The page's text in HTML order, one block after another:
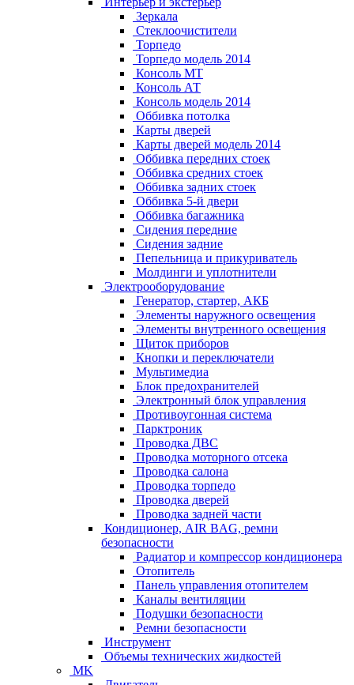
Зеркала
Стеклоочистители
Торпедо
Торпедо модель 2014
Консоль МТ
Консоль АТ
Консоль модель 2014
Оббивка потолка
Карты дверей
Карты дверей модель 2014
Оббивка передних стоек
Оббивка средних стоек
Оббивка задних стоек
Оббивка 5-й двери
Оббивка багажника
Сидения передние
Сидения задние
Пепельница и прикуриватель
Молдинги и уплотнители
Электрооборудование
Генератор, стартер, АКБ
Элементы наружного освещения
Элементы внутренного освещения
Щиток приборов
Кнопки и переключатели
Мультимедиа
Блок предохранителей
Электронный блок управления
Противоугонная система
Парктроник
Проводка ДВС
Проводка моторного отсека
Проводка салона
Проводка торпедо
Проводка дверей
Проводка задней части
Кондиционер, AIR BAG, ремни
безопасности
Радиатор и компрессор кондиционера
Отопитель
Панель управления отопителем
Каналы вентиляции
Подушки безопасности
Ремни безопасности
Инструмент
Объемы технических жидкостей
MK